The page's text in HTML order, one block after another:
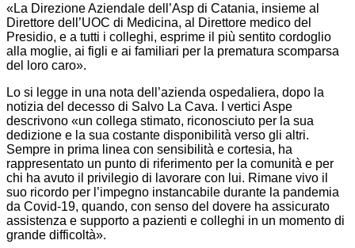
«La Direzione Aziendale dell’Asp di Catania, insieme al
Direttore dell’UOC di Medicina, al Direttore medico del
Presidio, e a tutti i colleghi, esprime il più sentito cordoglio
alla moglie, ai figli e ai familiari per la prematura scomparsa
del loro caro».
Lo si legge in una nota dell’azienda ospedaliera, dopo la
notizia del decesso di Salvo La Cava. I vertici Aspe
descrivono «un collega stimato, riconosciuto per la sua
dedizione e la sua costante disponibilità verso gli altri.
Sempre in prima linea con sensibilità e cortesia, ha
rappresentato un punto di riferimento per la comunità e per
chi ha avuto il privilegio di lavorare con lui. Rimane vivo il
suo ricordo per l’impegno instancabile durante la pandemia
da Covid-19, quando, con senso del dovere ha assicurato
assistenza e supporto a pazienti e colleghi in un momento di
grande difficoltà».